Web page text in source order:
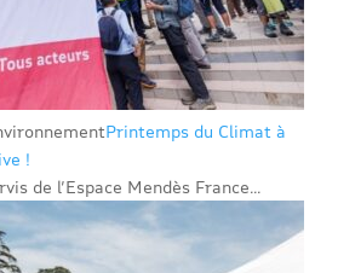
Printemps du Climat à
!
de l’Espace Mendès France...